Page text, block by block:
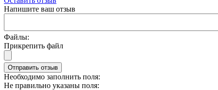
Напишите ваш отзыв
Файлы:
Прикрепить файл
Отправить отзыв
Необходимо заполнить поля:
Не правильно указаны поля: